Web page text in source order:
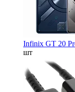
Infinix GT 20
шт